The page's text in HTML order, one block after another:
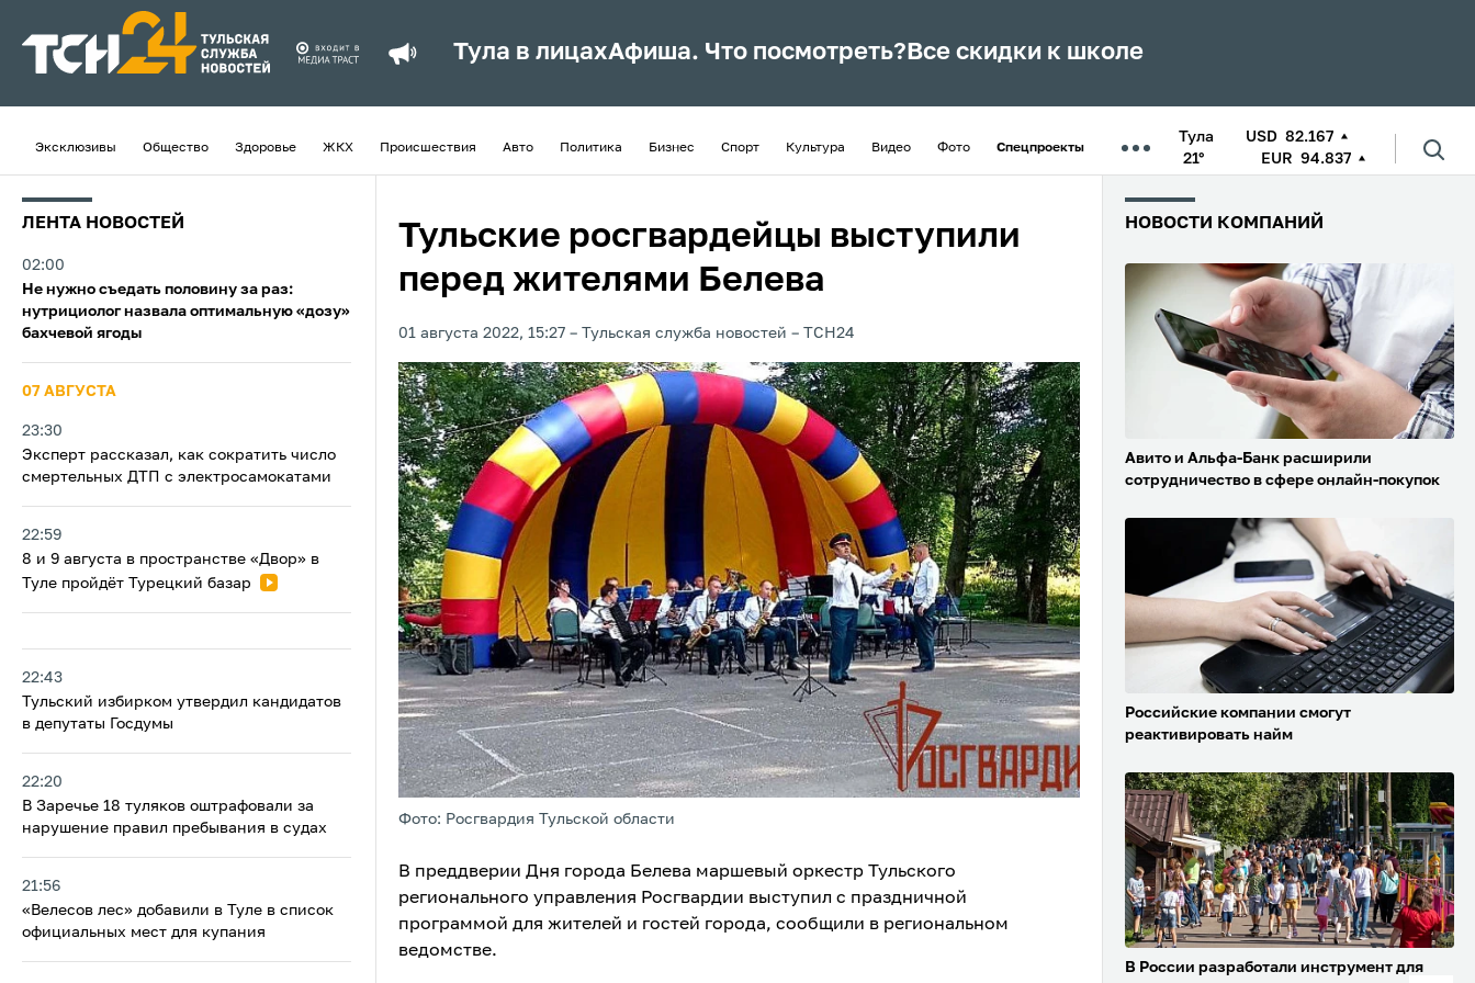
Тула в лицахАфиша. Что посмотреть? Все скидки к школе
Эксклюзивы Общество Здоровье ЖКХ Происшествия Авто Политика Бизнес Спорт Культура Видео Фото Спецпроекты
Тула
21°
USD 82.167
EUR 94.837
ЛЕНТА НОВОСТЕЙ
02:00
Не нужно съедать половину за раз:
нутрициолог назвала оптимальную «дозу»
бахчевой ягоды
07 АВГУСТА
23:30
Эксперт рассказал, как сократить число
смертельных ДТП с электросамокатами
22:59
8 и 9 августа в пространстве «Двор» в
Туле пройдёт Турецкий базар
22:43
Тульский избирком утвердил кандидатов
в депутаты Госдумы
22:20
В Заречье 18 туляков оштрафовали за
нарушение правил пребывания в судах
21:56
«Велесов лес» добавили в Туле в список
официальных мест для купания
Тульские росгвардейцы выступили
перед жителями Белева
01 августа 2022, 15:27 Тульская служба новостей ТСН24
Фото: Росгвардия Тульской области
В преддверии Дня города Белева маршевый оркестр Тульского
регионального управления Росгвардии выступил с праздничной
программой для жителей и гостей города, сообщили в региональном
ведомстве.
НОВОСТИ КОМПАНИЙ
Авито и Альфа-Банк расширили
сотрудничество в сфере онлайн-покупок
Российские компании смогут
реактивировать найм
В России разработали инструмент для